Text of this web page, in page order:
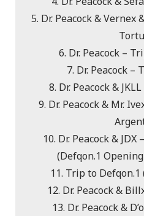
5. Dr. Peacock &
6. Dr. Peacock –
7. Dr. Peacock
8. Dr. Peacock &
9. Dr. Peacock & Mr.
10. Dr. Peacock &
(Defqon.1
11. Trip to
12. Dr. Peacock &
13. Dr. Peacock &